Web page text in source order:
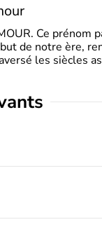
Ce prénom
de notre ère,
les siècles